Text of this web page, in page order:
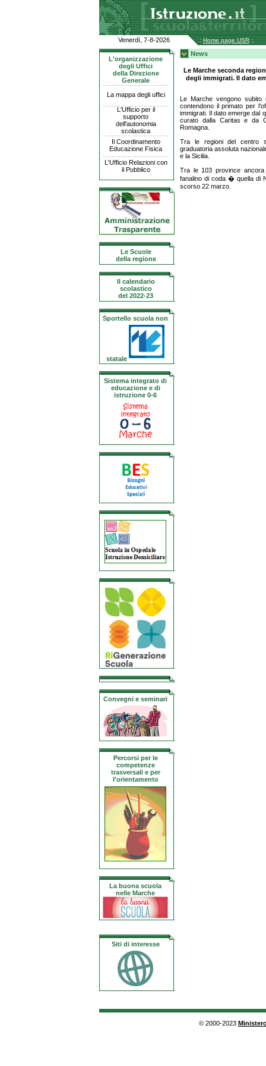
Venerdì, 7-8-2026 .: Home page USR :.
L'organizzazione
degli Uffici
della Direzione
Generale
La mappa degli uffici
L'Ufficio per il
supporto
dell'autonomia
scolastica
Il Coordinamento
Educazione Fisica
L'Ufficio Relazioni con
il Pubblico
Le Scuole
della regione
Il calendario
scolastico
del 2022-23
Sportello scuola non
statale
Sistema integrato di
educazione e di
istruzione 0-6
Convegni e seminari
Percorsi per le
competenze
trasversali e per
l'orientamento
La buona scuola
nelle Marche
Siti di interesse
News
Le Marche seconda
degli immigrati. Il dato
Le Marche vengono
contendono il primato per
immigrati. Il dato emerge dal
curato dalla Caritas e da
Romagna.
Tra le regioni del centro
graduatoria assoluta
e la Sicilia.
Tra le 103 province
fanalino di coda � quella di
scorso 22 marzo.
© 2000-2023